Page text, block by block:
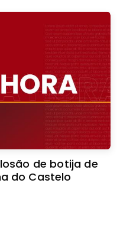
de botija de
do Castelo